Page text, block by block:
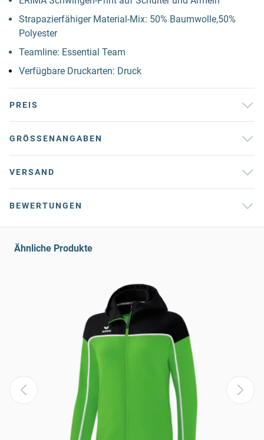
Strapazierfähiger Material-Mix: 50% Baumwolle,50%
Polyester
Teamline: Essential Team
Verfügbare Druckarten: Druck
PREIS
GRÖSSENANGABEN
VERSAND
BEWERTUNGEN
Ähnliche Produkte